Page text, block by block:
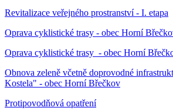
Revitalizace veřejného prostranství - I. etapa
Oprava cyklistické trasy - obec Horní
Oprava cyklistické trasy - obec Horní
Obnova zeleně včetně doprovodné
Kostela" - obec Horní Břečkov
Protipovodňová opatření